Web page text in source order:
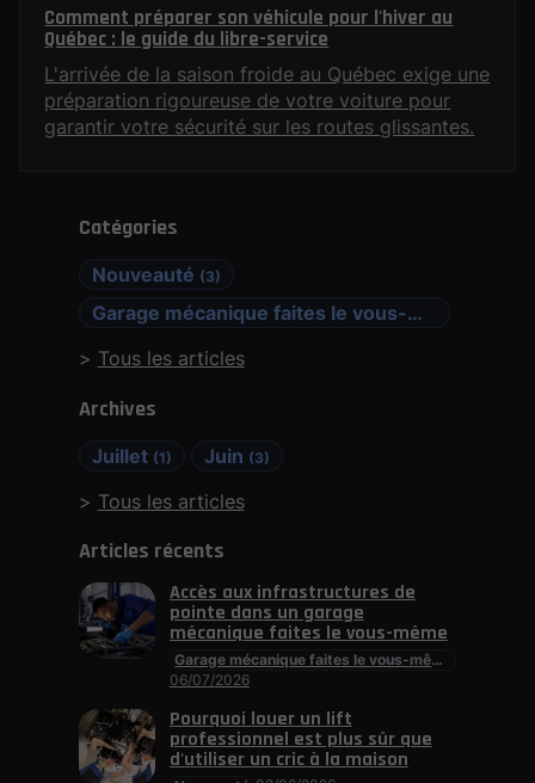
Catégories
Nouveauté (3)
Garage mécanique faites le vous-même
Tous les articles
Archives
Juillet (1) Juin (3)
Tous les articles
Articles récents
Garage mécanique faites le vous-même
06/07/2026
Accès aux infrastructures de
pointe dans un garage
mécanique faites le vous-même
Pourquoi louer un lift
professionnel est plus sûr que
d'utiliser un cric à la maison
Comment préparer son véhicule pour l'hiver au
Québec : le guide du libre-service
L'arrivée de la saison froide au Québec exige une
préparation rigoureuse de votre voiture pour
garantir votre sécurité sur les routes glissantes.